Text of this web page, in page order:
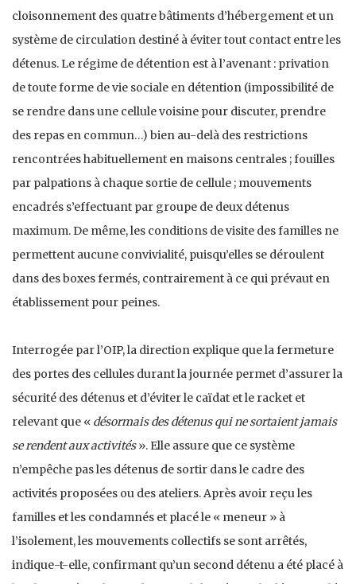
cloisonnement des quatre bâtiments d’hébergement et un
système de circulation destiné à éviter tout contact entre les
détenus. Le régime de détention est à l’avenant : privation
de toute forme de vie sociale en détention (impossibilité de
se rendre dans une cellule voisine pour discuter, prendre
des repas en commun…) bien au-delà des restrictions
rencontrées habituellement en maisons centrales ; fouilles
par palpations à chaque sortie de cellule ; mouvements
encadrés s’effectuant par groupe de deux détenus
maximum. De même, les conditions de visite des familles ne
permettent aucune convivialité, puisqu’elles se déroulent
dans des boxes fermés, contrairement à ce qui prévaut en
établissement pour peines.
Interrogée par l’OIP, la direction explique que la fermeture
des portes des cellules durant la journée permet d’assurer la
sécurité des détenus et d’éviter le caïdat et le racket et
relevant que « désormais des détenus qui ne sortaient jamais
se rendent aux activités». Elle assure que ce système
n’empêche pas les détenus de sortir dans le cadre des
activités proposées ou des ateliers. Après avoir reçu les
familles et les condamnés et placé le « meneur » à
l’isolement, les mouvements collectifs se sont arrêtés,
indique-t-elle, confirmant qu’un second détenu a été placé à